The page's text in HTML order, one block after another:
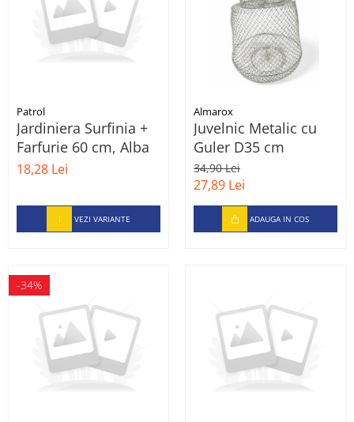
Patrol
Jardiniera Surfinia +
Farfurie 60 cm, Alba
18,28 Lei
VEZI VARIANTE
Almarox
Juvelnic Metalic cu
Guler D35 cm
34,90 Lei
27,89 Lei
ADAUGA IN COS
-34%